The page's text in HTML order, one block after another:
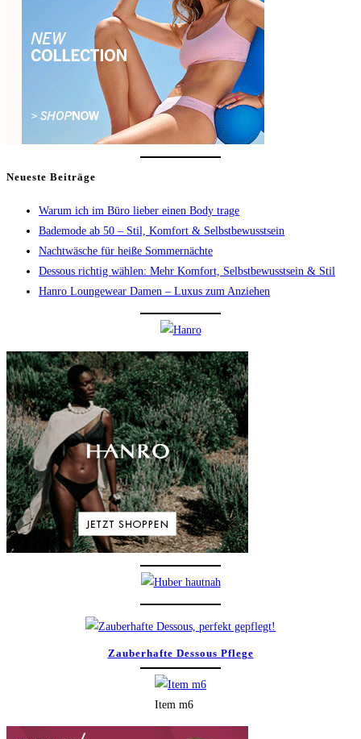
Neueste Beiträge
Warum ich im Büro lieber einen Body trage
Bademode ab 50 – Stil, Komfort & Selbstbewusstsein
Nachtwäsche für heiße Sommernächte
Dessous richtig wählen: Mehr Komfort, Selbstbewusstsein & Stil
Hanro Loungewear Damen – Luxus zum Anziehen
Zauberhafte Dessous Pflege
Item m6